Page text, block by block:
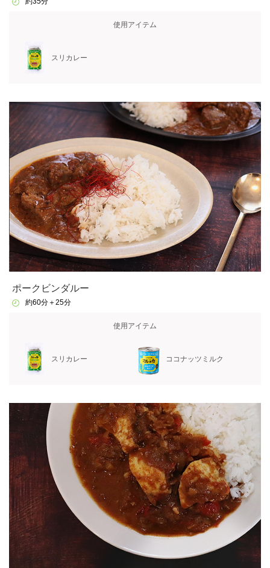
使用アイテム
スリカレー
ポークビンダルー
約60分＋25分
使用アイテム
スリカレー ココナッツミルク